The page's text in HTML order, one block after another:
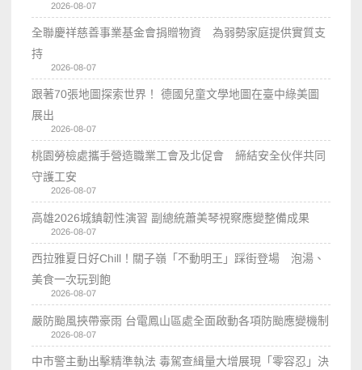
2026-08-07
全聯慶祥慈善事業基金會捐贈物資 為弱勢家庭提供實質支
持
2026-08-07
跟著70張地圖探索世界！ 德國兒童文學地圖在臺中綠美圖
展出
2026-08-07
桃園勞檢處攜手營造職業工會及北促會 締結安全伙伴共同
守護工安
2026-08-07
高雄2026城鎮韌性演習 副總統蕭美琴視察應變整備成果
2026-08-07
西拉雅夏日好Chill！關子嶺「不動明王」踩街登場 泡湯、
美食一次玩到飽
2026-08-07
嚴防颱風挾帶豪雨 台電鳳山區處全面啟動各項防颱應變機制
2026-08-07
中市警主動出擊精準執法 毒駕查緝量大增展現「零容忍」決